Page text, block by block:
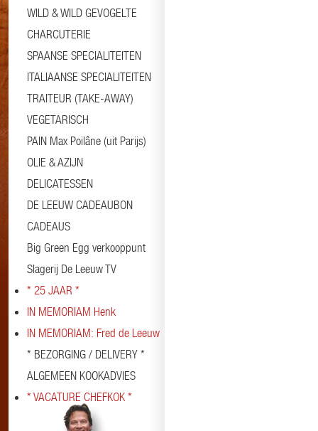
WILD & WILD GEVOGELTE
CHARCUTERIE
SPAANSE SPECIALITEITEN
ITALIAANSE SPECIALITEITEN
TRAITEUR (TAKE-AWAY)
VEGETARISCH
PAIN Max Poilâne (uit Parijs)
OLIE & AZIJN
DELICATESSEN
DE LEEUW CADEAUBON
CADEAUS
Big Green Egg verkooppunt
Slagerij De Leeuw TV
* 25 JAAR *
IN MEMORIAM Henk
IN MEMORIAM: Fred de Leeuw
* BEZORGING / DELIVERY *
ALGEMEEN KOOKADVIES
* VACATURE CHEFKOK *